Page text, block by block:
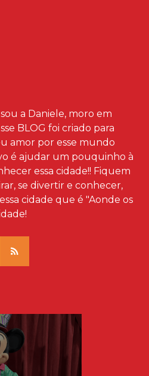
a Daniele, moro em
BLOG foi criado para
amor por esse mundo
é ajudar um pouquinho à
essa cidade!! Fiquem
se divertir e conhecer,
cidade que é "Aonde os